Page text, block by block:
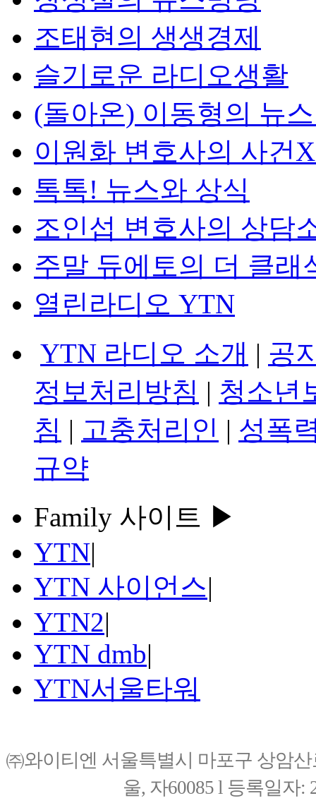
조태현의 생생경제
슬기로운 라디오생활
(돌아온) 이동형의 뉴
이원화 변호사의 사건
톡톡! 뉴스와 상식
조인섭 변호사의 상담
주말 듀에토의 더 클래
열린라디오 YTN
YTN 라디오 소개 | 공
정보처리방침 | 청소년
침 | 고충처리인 | 성폭
규약
Family 사이트 ▶
YTN|
YTN 사이언스|
YTN2|
YTN dmb|
YTN서울타워
㈜와이티엔 서울특별시 마포구 상암
울, 자60085 l 등록일자: